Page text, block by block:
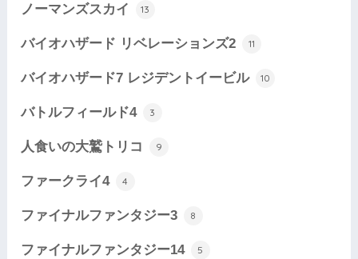
ノーマンズスカイ 13
バイオハザード リベレーションズ2 11
バイオハザード7 レジデントイービル 10
バトルフィールド4 3
人食いの大鷲トリコ 9
ファークライ4 4
ファイナルファンタジー3 8
ファイナルファンタジー14 5